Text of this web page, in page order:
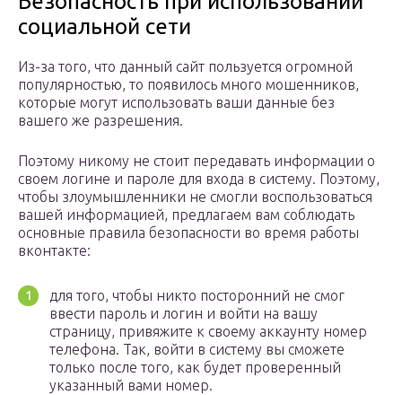
социальной сети
Из-за того, что данный сайт пользуется огромной
популярностью, то появилось много мошенников,
которые могут использовать ваши данные без
вашего же разрешения.
Поэтому никому не стоит передавать информации о
своем логине и пароле для входа в систему. Поэтому,
чтобы злоумышленники не смогли воспользоваться
вашей информацией, предлагаем вам соблюдать
основные правила безопасности во время работы
вконтакте:
для того, чтобы никто посторонний не смог
ввести пароль и логин и войти на вашу
страницу, привяжите к своему аккаунту номер
телефона. Так, войти в систему вы сможете
только после того, как будет проверенный
указанный вами номер.